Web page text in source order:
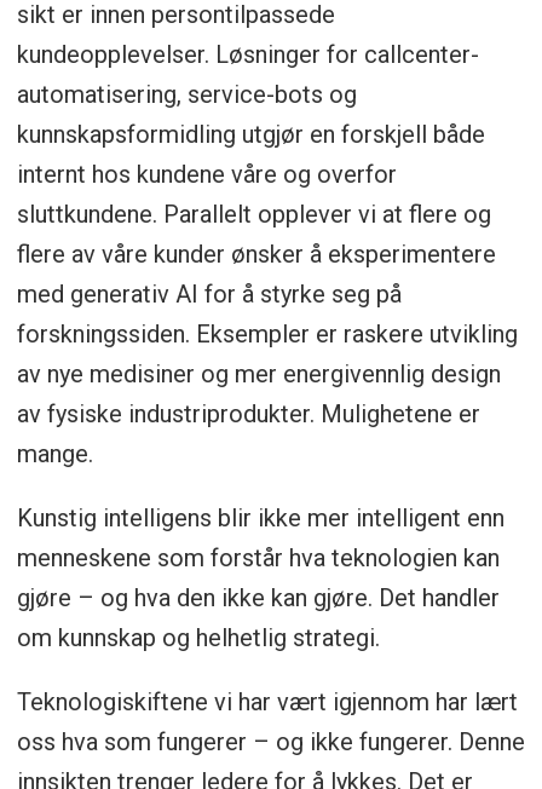
sikt er innen persontilpassede
kundeopplevelser. Løsninger for callcenter-
automatisering, service-bots og
kunnskapsformidling utgjør en forskjell både
internt hos kundene våre og overfor
sluttkundene. Parallelt opplever vi at flere og
flere av våre kunder ønsker å eksperimentere
med generativ AI for å styrke seg på
forskningssiden. Eksempler er raskere utvikling
av nye medisiner og mer energivennlig design
av fysiske industriprodukter. Mulighetene er
mange.
Kunstig intelligens blir ikke mer intelligent enn
menneskene som forstår hva teknologien kan
gjøre – og hva den ikke kan gjøre. Det handler
om kunnskap og helhetlig strategi.
Teknologiskiftene vi har vært igjennom har lært
oss hva som fungerer – og ikke fungerer. Denne
innsikten trenger ledere for å lykkes. Det er